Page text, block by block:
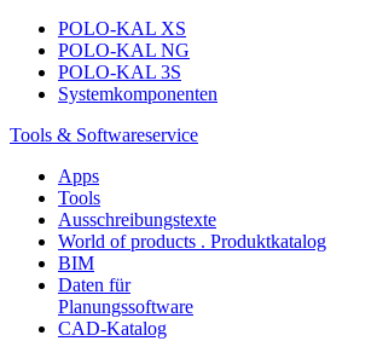
POLO-KAL XS
POLO-KAL NG
POLO-KAL 3S
Systemkomponenten
Tools & Softwareservice
Apps
Tools
Ausschreibungstexte
World of products . Produktkatalog
BIM
Daten für
Planungssoftware
CAD-Katalog